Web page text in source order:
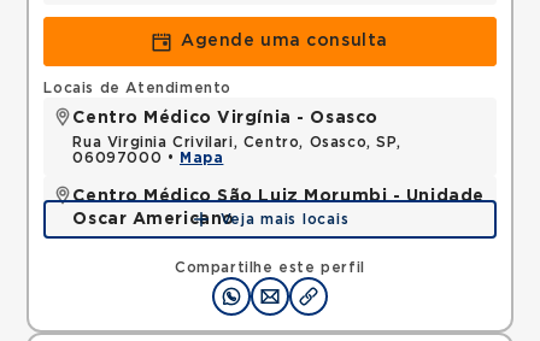
Agende uma consulta
Compartilhe este perfil
Locais de Atendimento
Centro Médico Virgínia - Osasco
Rua Virginia Crivilari, Centro, Osasco, SP,
06097000 •
Mapa
Centro Médico São Luiz Morumbi - Unidade
Oscar Americano
Rua Engenheiro Oscar Americano, Morumbi, Sao
Paulo, SP, 05673050 •
Mapa
Veja mais locais